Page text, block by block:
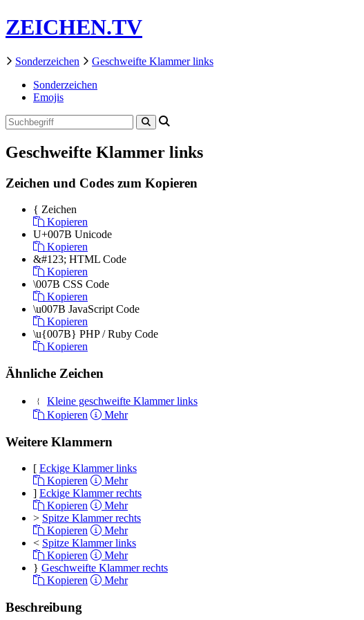
ZEICHEN.TV
Sonderzeichen
Geschweifte Klammer links
Sonderzeichen
Emojis
Geschweifte Klammer links
Zeichen und Codes zum Kopieren
{ Zeichen
Kopieren
U+007B Unicode
Kopieren
&#123; HTML Code
Kopieren
\007B CSS Code
Kopieren
\u007B JavaScript Code
Kopieren
\u{007B} PHP / Ruby Code
Kopieren
Ähnliche Zeichen
﹛
Kleine geschweifte Klammer links
Kopieren
Mehr
Weitere Klammern
[ Eckige Klammer links
Kopieren
Mehr
] Eckige Klammer rechts
Kopieren
Mehr
> Spitze Klammer rechts
Kopieren
Mehr
< Spitze Klammer links
Kopieren
Mehr
} Geschweifte Klammer rechts
Kopieren
Mehr
Beschreibung